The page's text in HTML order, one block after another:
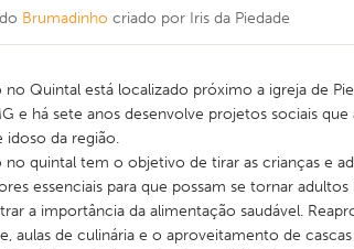
Brumadinho criado por Iris da Piedade
Quintal está localizado próximo a igreja de
e há sete anos desenvolve projetos sociais que
idoso da região.
quintal tem o objetivo de tirar as crianças e
essenciais para que possam se tornar
a importância da alimentação saudável.
aulas de culinária e o aproveitamento de